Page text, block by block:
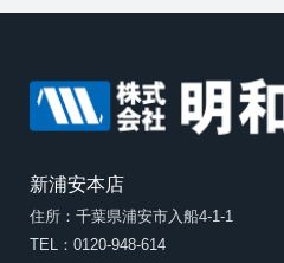
新浦安本店
住所：千葉県浦安市入船4-1-1
TEL：0120-948-614